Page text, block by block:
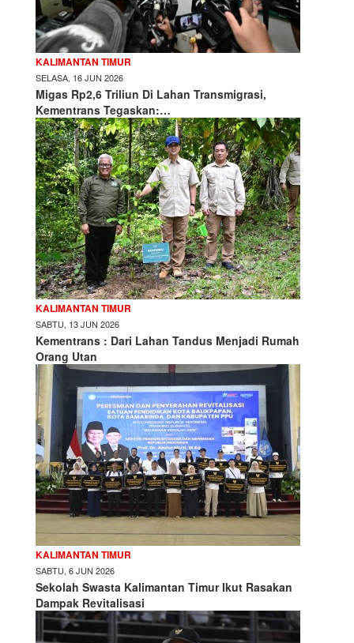
KALIMANTAN TIMUR
SELASA, 16 JUN 2026
Migas Rp2,6 Triliun Di Lahan Transmigrasi,
Kementrans Tegaskan:…
KALIMANTAN TIMUR
SABTU, 13 JUN 2026
Kementrans : Dari Lahan Tandus Menjadi Rumah
Orang Utan
KALIMANTAN TIMUR
SABTU, 6 JUN 2026
Sekolah Swasta Kalimantan Timur Ikut Rasakan
Dampak Revitalisasi